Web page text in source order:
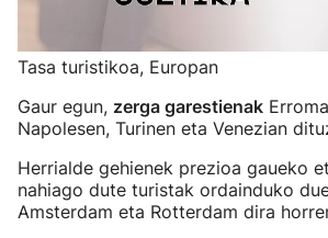
Tasa turistikoa, Europan
Gaur egun, zerga garestienak
Napolesen, Turinen eta Venezian
Herrialde gehienek prezioa gaueko
nahiago dute turistak ordainduko
Amsterdam eta Rotterdam dira